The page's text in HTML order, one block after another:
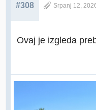
#308 Srpanj 12,
Ovaj je izgleda